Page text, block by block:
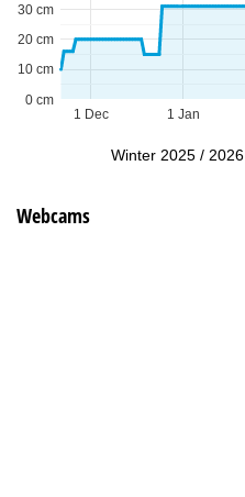
1 Dec 1 Jan
0 cm
10 cm
20 cm
30 cm
Winter 2025 / 2026
Webcams